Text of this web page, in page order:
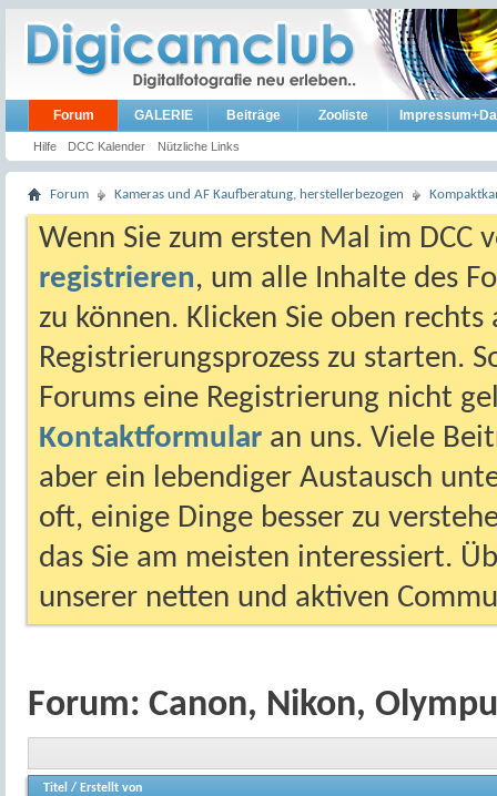
Forum
Hilfe DCC Kalender Nützliche Links
GALERIE Beiträge Zooliste
Forum Kameras und AF Kaufberatung, herstellerbezogen
Wenn Sie zum ersten Mal im DCC
registrieren, um alle Inhalte des
zu können. Klicken Sie oben
Registrierungsprozess zu starten.
Forums eine Registrierung nicht
Kontaktformular an uns. Viele
aber ein lebendiger Austausch
oft, einige Dinge besser zu
das Sie am meisten interessiert.
unserer netten und aktiven
Forum: Canon, Nikon,
Titel / Erstellt von